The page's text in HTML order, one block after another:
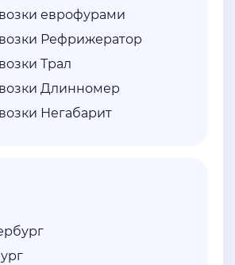
еврофурами
Рефрижератор
Трал
Длинномер
Негабарит